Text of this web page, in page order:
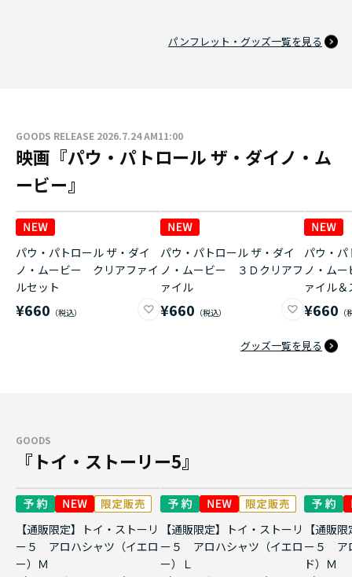
パンフレット・グッズ一覧を見る
GOODS RELEASE 2026.7.24 AM11:00
映画『パウ・パトロール ザ・ダイノ・ム
ービー』
パウ・パトロール ザ・ダイ
ノ・ムービー クリアファイ
ルセット
¥660
パウ・パトロール ザ・ダイ
ノ・ムービー ３Ｄクリアフ
ァイル
¥660
パウ・パ
ノ・ム
ァイル
¥660
グッズ一覧を見る
GOODS
『トイ・ストーリー5』
【通販限定】トイ・ストーリ
ー５ アロハシャツ（イエロ
ー）Ｍ
【通販限定】トイ・ストーリ
ー５ アロハシャツ（イエロ
ー）Ｌ
【通販
ー５ ア
ド）Ｍ